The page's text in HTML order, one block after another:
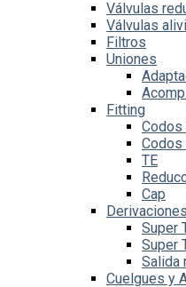
Válvulas
Válvulas
Filtros
Uniones
Fitting
Codos
Codos
TE
Cap
Derivaciones
Super
Super
Salida
Cuelgues y